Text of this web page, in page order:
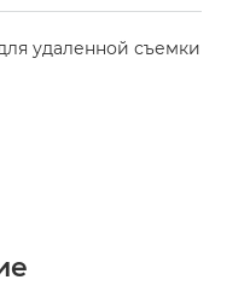
удаленной съемки